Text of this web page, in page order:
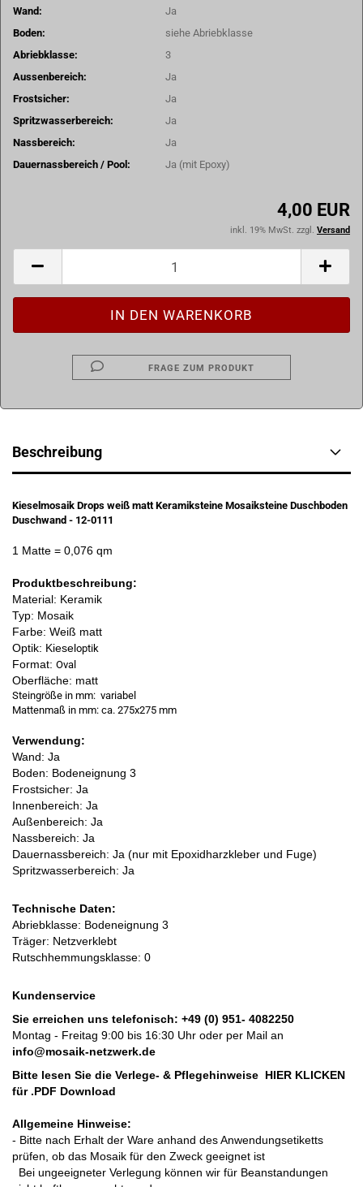
Wand:
Ja
Boden:
siehe Abriebklasse
Abriebklasse:
3
Aussenbereich:
Ja
Frostsicher:
Ja
Spritzwasserbereich:
Ja
Nassbereich:
Ja
Dauernassbereich / Pool:
Ja (mit Epoxy)
4,00 EUR
inkl. 19% MwSt. zzgl. Versand
FRAGE ZUM PRODUKT
Beschreibung
Kieselmosaik Drops weiß matt Keramiksteine Mosaiksteine Duschboden
Duschwand - 12-0111
1 Matte = 0,076 qm
Produktbeschreibung:
Material: Keramik
Typ: Mosaik
Farbe: Weiß matt
Optik: Kieseloptik
Format: Oval
Oberfläche: matt
Steingröße in mm: variabel
Mattenmaß in mm: ca. 275x275 mm
Verwendung:
Wand: Ja
Boden: Bodeneignung 3
Frostsicher: Ja
Innenbereich: Ja
Außenbereich: Ja
Nassbereich: Ja
Dauernassbereich: Ja (nur mit Epoxidharzkleber und Fuge)
Spritzwasserbereich: Ja
Technische Daten:
Abriebklasse: Bodeneignung 3
Träger: Netzverklebt
Rutschhemmungsklasse: 0
Kundenservice
Sie erreichen uns telefonisch: +49 (0) 951- 4082250
Montag - Freitag 9:00 bis 16:30 Uhr oder per Mail an
info@mosaik-netzwerk.de
Bitte lesen Sie die Verlege- & Pflegehinweise HIER KLICKEN
für .PDF Download
Allgemeine Hinweise:
- Bitte nach Erhalt der Ware anhand des Anwendungsetiketts
prüfen, ob das Mosaik für den Zweck geeignet ist
Bei ungeeigneter Verlegung können wir für Beanstandungen